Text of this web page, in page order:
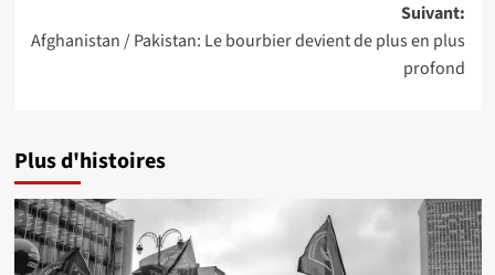
Suivant:
Afghanistan / Pakistan: Le bourbier devient de plus en plus
profond
Plus d'histoires